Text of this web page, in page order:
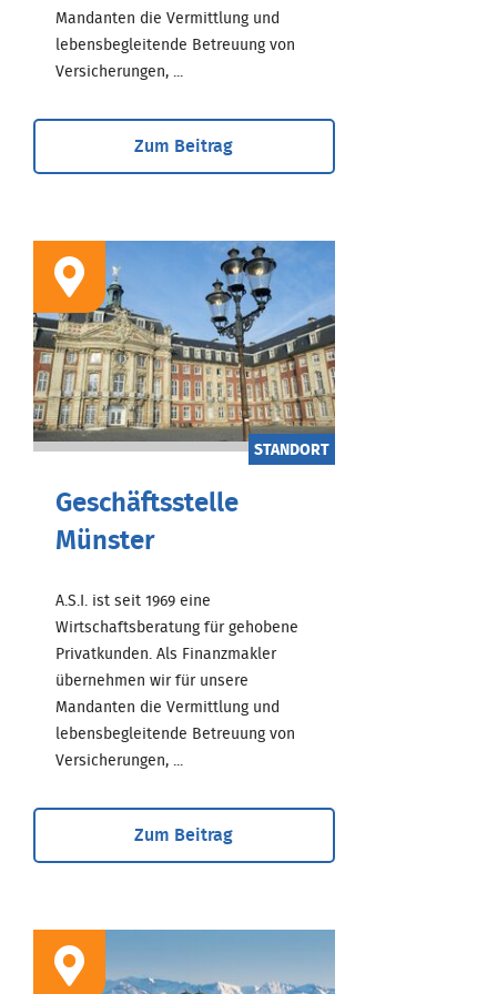
Mandanten die Vermittlung und
lebensbegleitende Betreuung von
Versicherungen, ...
Zum Beitrag
STANDORT
Geschäftsstelle
Münster
A.S.I. ist seit 1969 eine
Wirtschaftsberatung für gehobene
Privatkunden. Als Finanzmakler
übernehmen wir für unsere
Mandanten die Vermittlung und
lebensbegleitende Betreuung von
Versicherungen, ...
Zum Beitrag